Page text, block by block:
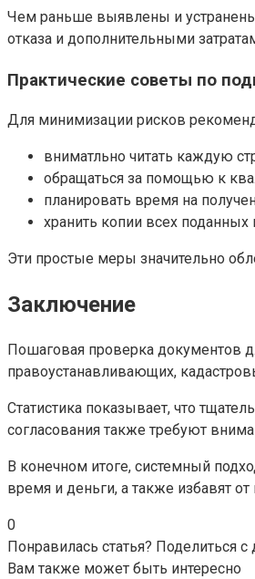
Чем раньше выявлены и
отказа и дополнительными
Практические советы по
Для минимизации рисков
вниматльно читать каждую
обращаться за помощью к
планировать время на
хранить копии всех
Эти простые меры значительно
Заключение
Пошаговая проверка документов
правоустанавливающих,
Статистика показывает, что
согласования также требуют
В конечном итоге, системный
время и деньги, а также избавят
0
Понравилась статья? Поделиться с
Вам также может быть интересно